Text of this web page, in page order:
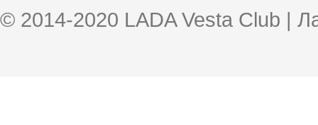
© 2014-2020 LADA Vesta Club |